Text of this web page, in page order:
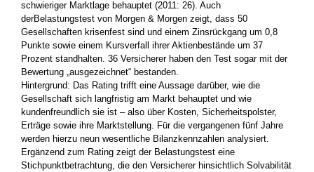
schwieriger Marktlage behauptet (2011: 26). Auch
derBelastungstest von Morgen & Morgen zeigt, dass 50
Gesellschaften krisenfest sind und einem Zinsrückgang um 0,8
Punkte sowie einem Kursverfall ihrer Aktienbestände um 37
Prozent standhalten. 36 Versicherer haben den Test sogar mit der
Bewertung „ausgezeichnet“ bestanden.
Hintergrund: Das Rating trifft eine Aussage darüber, wie die
Gesellschaft sich langfristig am Markt behauptet und wie
kundenfreundlich sie ist – also über Kosten, Sicherheitspolster,
Erträge sowie ihre Marktstellung. Für die vergangenen fünf Jahre
werden hierzu neun wesentliche Bilanzkennzahlen analysiert.
Ergänzend zum Rating zeigt der Belastungstest eine
Stichpunktbetrachtung, die den Versicherer hinsichtlich Solvabilität